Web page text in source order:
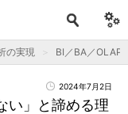
の実現 BI／BA／OLAP
2024年7月2日
い」と諦める理